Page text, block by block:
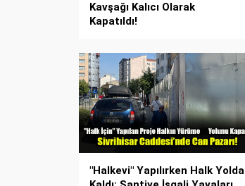
Kavşağı Kalıcı Olarak
Kapatıldı!
"Halkevi" Yapılırken Halk Yolda